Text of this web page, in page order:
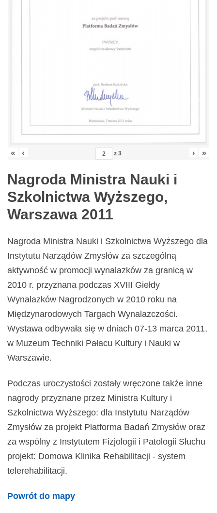
« ‹ z3 › »
Nagroda Ministra Nauki i
Szkolnictwa Wyższego,
Warszawa 2011
Nagroda Ministra Nauki i Szkolnictwa Wyższego dla
Instytutu Narządów Zmysłów za szczególną
aktywność w promocji wynalazków za granicą w
2010 r. przyznana podczas XVIII Giełdy
Wynalazków Nagrodzonych w 2010 roku na
Międzynarodowych Targach Wynalazczości.
Wystawa odbywała się w dniach 07-13 marca 2011,
w Muzeum Techniki Pałacu Kultury i Nauki w
Warszawie.
Podczas uroczystości zostały wręczone także inne
nagrody przyznane przez Ministra Kultury i
Szkolnictwa Wyższego: dla Instytutu Narządów
Zmysłów za projekt Platforma Badań Zmysłów oraz
za wspólny z Instytutem Fizjologii i Patologii Słuchu
projekt: Domowa Klinika Rehabilitacji - system
telerehabilitacji.
Powrót do mapy